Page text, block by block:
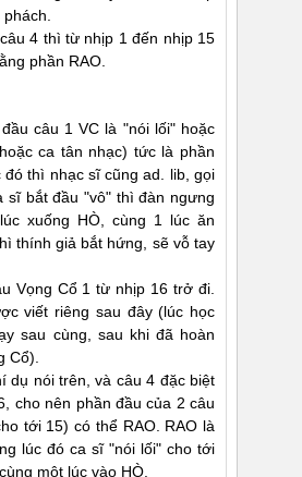
phách.
4 thì từ nhịp 1 đến nhịp 15
phần RAO.
câu 1 VC là "nói lối" hoặc
ca tân nhạc) tức là phần
đó thì nhạc sĩ cũng ad. lib, gọi
sĩ bắt đầu "vô" thì đàn ngưng
xuống HÒ, cùng 1 lúc ăn
thính giả bắt hứng, sẽ vỗ tay
Vọng Cổ 1 từ nhịp 16 trở đi.
viết riêng sau đây (lúc học
sau cùng, sau khi đã hoàn
Cổ).
dụ nói trên, và câu 4 đặc biệt
cho nên phần đầu của 2 câu
tới 15) có thể RAO. RAO là
lúc đó ca sĩ "nói lối" cho tới
một lúc vào HÒ.